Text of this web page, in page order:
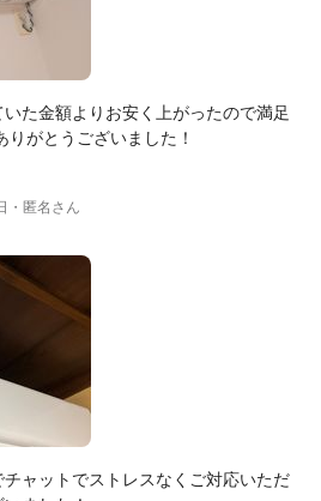
た金額よりお安く上がったので満足
がとうございました！
・匿名さん
ャットでストレスなくご対応いただ